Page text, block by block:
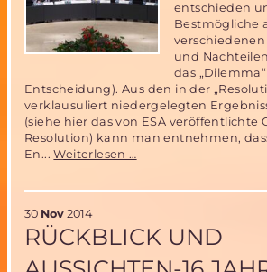
entschieden
Bestmögliche
und
das
Entscheidung). Aus den in der
verklausuliert niedergelegten
(siehe hier das von ESA veröffentlichte
Resolution) kann man entnehmen,
En...Weiterlesen …
der
Träger
30 Nov 2014
RÜCKBLICK UND